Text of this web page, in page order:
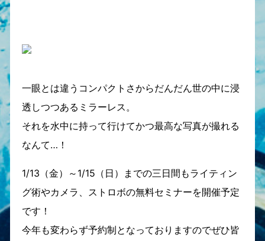
一眼とは違うコンパクトさからだんだん世の中に浸
透しつつあるミラーレス。
それを水中に持って行けてかつ最高な写真が撮れる
なんて…！
1/13（金）～1/15（日）までの三日間もライティン
グ術やカメラ、ストロボの無料セミナーを開催予定
です！
今年も変わらず予約制となっておりますのでぜひ皆